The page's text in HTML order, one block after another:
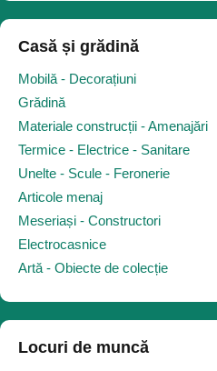
Casă și grădină
Mobilă - Decorațiuni
Grădină
Materiale construcții - Amenajări
Termice - Electrice - Sanitare
Unelte - Scule - Feronerie
Articole menaj
Meseriași - Constructori
Electrocasnice
Artă - Obiecte de colecție
Locuri de muncă